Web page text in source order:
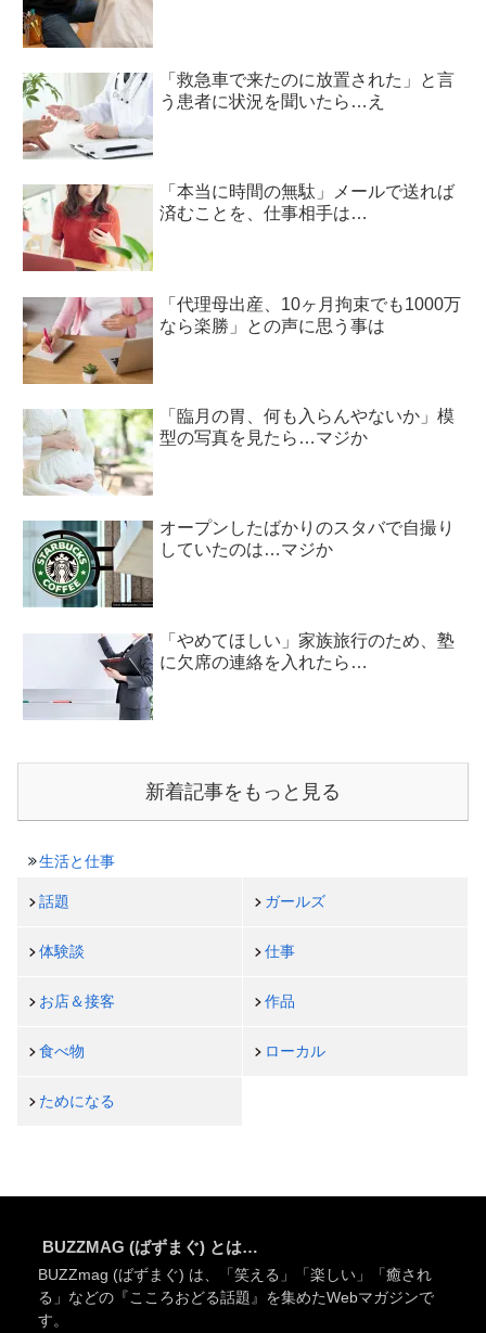
「救急車で来たのに放置された」と言
う患者に状況を聞いたら…え
「本当に時間の無駄」メールで送れば
済むことを、仕事相手は…
「代理母出産、10ヶ月拘束でも1000万
なら楽勝」との声に思う事は
「臨月の胃、何も入らんやないか」模
型の写真を見たら…マジか
オープンしたばかりのスタバで自撮り
していたのは…マジか
「やめてほしい」家族旅行のため、塾
に欠席の連絡を入れたら…
新着記事をもっと見る
生活と仕事
話題 ガールズ
体験談 仕事
お店＆接客 作品
食べ物 ローカル
ためになる
BUZZMAG (ばずまぐ) とは…
BUZZmag (ばずまぐ) は、「笑える」「楽しい」「癒され
る」などの『こころおどる話題』を集めたWebマガジンで
す。